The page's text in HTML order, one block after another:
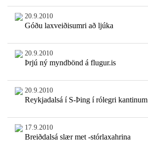
20.9.2010
Góðu laxveiðisumri að ljúka
20.9.2010
Þrjú ný myndbönd á flugur.is
20.9.2010
Reykjadalsá í S-Þing í rólegri kantinum
17.9.2010
Breiðdalsá slær met -stórlaxahrina